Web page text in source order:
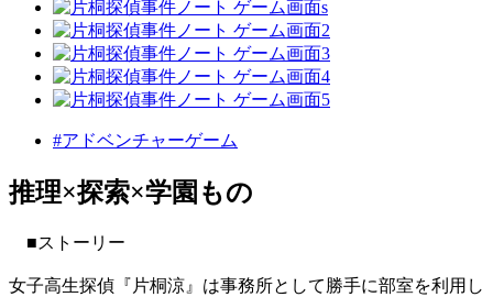
#アドベンチャーゲーム
推理×探索×学園もの
■ストーリー
女子高生探偵『片桐涼』は事務所として勝手に部室を利用し